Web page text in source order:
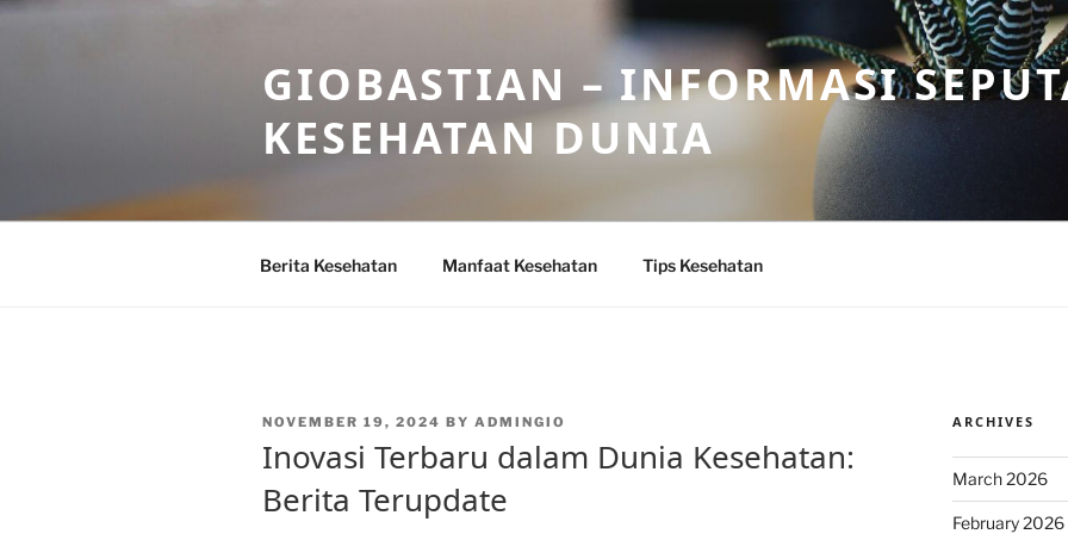
Skip
GIOBASTIAN – INFORMASI
KESEHATAN DUNIA
Berita Kesehatan Manfaat Kesehatan Tips Kesehatan
POSTED
NOVEMBER 19, 2024 BY ADMINGIO
Inovasi Terbaru dalam Dunia Kesehatan:
Berita Terupdate
ARCHIVES
March 2026
February 2026